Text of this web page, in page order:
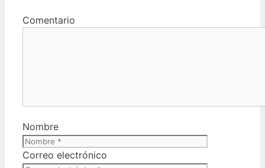
Comentario
Nombre
Correo electrónico